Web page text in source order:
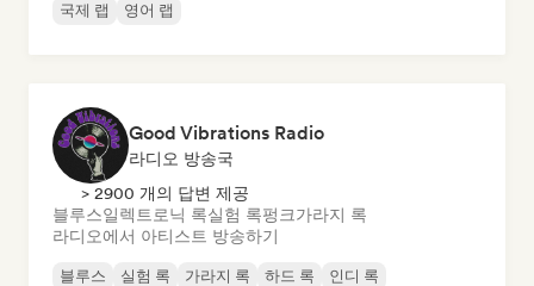
국제 랩
영어 랩
Good Vibrations Radio
라디오 방송국
> 2900 개의 답변 제공
블루스일렉트로닉 록실험 록펑크가라지 록
라디오에서 아티스트 방송하기
블루스 실험 록 가라지 록 하드 록
인디 록